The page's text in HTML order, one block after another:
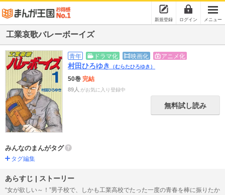
新規登録 ログイン メニュー
工業哀歌バレーボーイズ
青年 ドラマ化 映画化 アニメ化
村田ひろゆき （むらたひろゆき）
50巻 完結
89人 がお気に入り登録中
無料試し読み
みんなのまんがタグ
タグ編集
あらすじ | ストーリー
“女が欲しい～！”男子校で、しかも工業高校でたった一度の青春を棒に振りたか